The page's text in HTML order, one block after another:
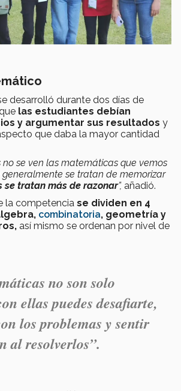
desarrolló durante dos días de
las estudiantes debían
y argumentar sus resultados y
que daba la mayor cantidad
no se ven las matemáticas que vemos
se tratan de memorizar
se tratan más de razonar”, añadió.
la competencia se dividen en 4
combinatoria, geometría y
así mismo se ordenan por nivel de
no son solo
ellas puedes desafiarte,
los problemas y sentir
al resolverlos”.